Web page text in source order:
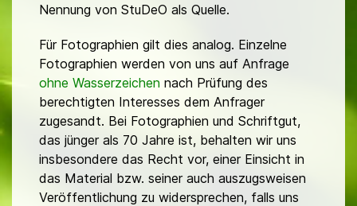
Nennung von StuDeO als Quelle.
Für Fotographien gilt dies analog. Einzelne
Fotographien werden von uns auf Anfrage
ohne Wasserzeichen nach Prüfung des
berechtigten Interesses dem Anfrager
zugesandt. Bei Fotographien und Schriftgut,
das jünger als 70 Jahre ist, behalten wir uns
insbesondere das Recht vor, einer Einsicht in
das Material bzw. seiner auch auszugsweisen
Veröffentlichung zu widersprechen, falls uns